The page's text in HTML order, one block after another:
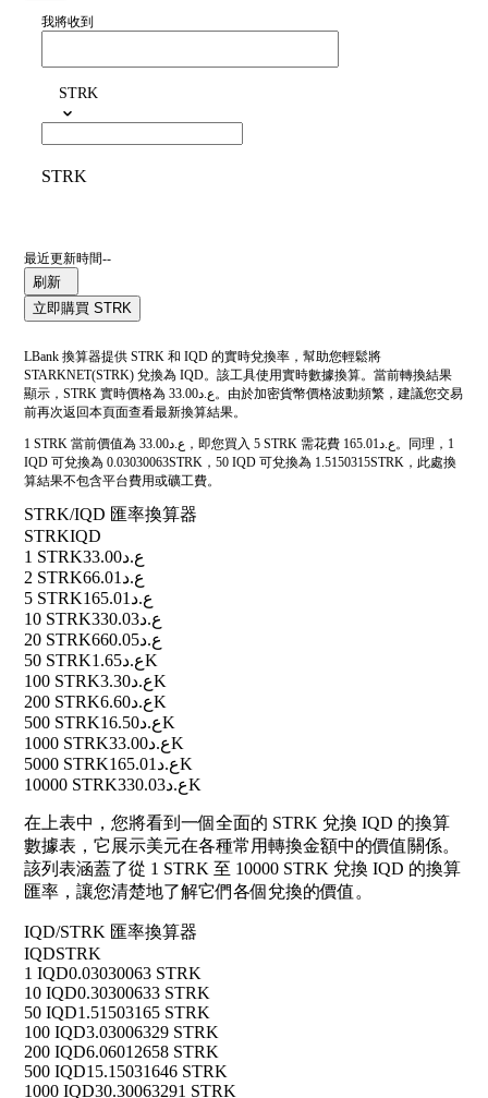
我將收到
STRK
STRK
最近更新時間--
刷新
立即購買 STRK
LBank 換算器提供 STRK 和 IQD 的實時兌換率，幫助您輕鬆將
STARKNET(STRK) 兌換為 IQD。該工具使用實時數據換算。當前轉換結果
顯示，STRK 實時價格為 ع.د33.00。由於加密貨幣價格波動頻繁，建議您交易
前再次返回本頁面查看最新換算結果。
1 STRK 當前價值為 ع.د33.00，即您買入 5 STRK 需花費 ع.د165.01。同理，1
IQD 可兌換為 0.03030063STRK，50 IQD 可兌換為 1.5150315STRK，此處換
算結果不包含平台費用或礦工費。
STRK/IQD 匯率換算器
STRKIQD
1 STRK
ع.د33.00
2 STRK
ع.د66.01
5 STRK
ع.د165.01
10 STRK
ع.د330.03
20 STRK
ع.د660.05
50 STRK
ع.د1.65K
100 STRK
ع.د3.30K
200 STRK
ع.د6.60K
500 STRK
ع.د16.50K
1000 STRK
ع.د33.00K
5000 STRK
ع.د165.01K
10000 STRK
ع.د330.03K
在上表中，您將看到一個全面的 STRK 兌換 IQD 的換算
數據表，它展示美元在各種常用轉換金額中的價值關係。
該列表涵蓋了從 1 STRK 至 10000 STRK 兌換 IQD 的換算
匯率，讓您清楚地了解它們各個兌換的價值。
IQD/STRK 匯率換算器
IQDSTRK
1 IQD0.03030063 STRK
10 IQD0.30300633 STRK
50 IQD1.51503165 STRK
100 IQD3.03006329 STRK
200 IQD6.06012658 STRK
500 IQD15.15031646 STRK
1000 IQD30.30063291 STRK